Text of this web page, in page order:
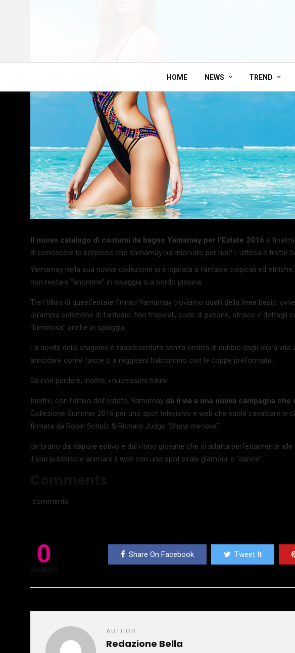
HOME NEWS TREND
Il nuovo catalogo di costumi da bagno Yamamay per l’Estate 2016 è
di conoscere le sorprese che Yamamay ha riservato per noi? L’attesa è finita!
Yamamay nella sua nuova collezione si è ispirata a fantasie tropicali ed
non restare “anonime” in spiaggia o a bordo piscina.
Tra i bikini di quest’estate firmati Yamamay troviamo quelli della linea basic,
un’ampia selezione di fantasie: fiori tropicali, code di pavone, strisce e dettagli
“luminosa” anche in spiaggia.
La novità della stagione è rappresentata senza ombra di dubbio dagli slip a vita
annodare come fasce o a reggiseni balconcino con le coppe preformate.
Da non perdere, inoltre, i nuovissimi trikini!
Inoltre, con l’arrivo dell’estate, Yamamay dà il via a una nuova campagna
Collezione Summer 2016 per uno spot televisivo e web che vuole cavalcare le
firmata da Robin Schulz & Richard Judge “Show me love”.
Un brano dal sapore estivo e dal ritmo giovane che si adatta perfettamente
il suo pubblico e animare il web con uno spot virale glamour e “dance”.
comments
0
SHARES
Share On Facebook Tweet It
AUTHOR
Redazione Bella